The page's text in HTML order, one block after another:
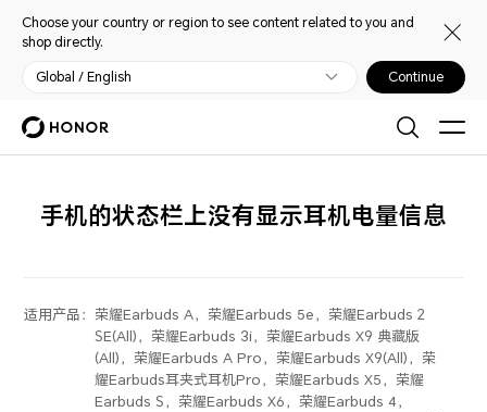
Choose your country or region to see content related to you and
shop directly.
Global / English Continue
手机的状态栏上没有显示耳机电量信息
适用产品： 荣耀Earbuds A，荣耀Earbuds 5e，荣耀Earbuds 2
SE(All)，荣耀Earbuds 3i，荣耀Earbuds X9 典藏版
(All)，荣耀Earbuds A Pro，荣耀Earbuds X9(All)，荣
耀Earbuds耳夹式耳机Pro，荣耀Earbuds X5，荣耀
Earbuds S，荣耀Earbuds X6，荣耀Earbuds 4，